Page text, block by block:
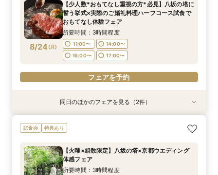
8/23(日)
9:00〜
10:00〜
15:00〜
16:00〜
フェアを予約
8/23(日)
おもてなし体験フェア
所要時間：3時間程度
9:00〜
10:00〜
15:00〜
16:00〜
フェアを予約
8/23(日)
フェア
所要時間：3時間程度
9:00〜
10:00〜
15:00〜
16:00〜
フェアを予約
8/24 (月)
【少人数*おもてなし重視の方*必見】八坂の塔に
誓う挙式×実際のご婚礼料理ハーフコース試食で
おもてなし体験フェア
所要時間：3時間程度
11:00〜
14:00〜
16:00〜
17:00〜
フェアを予約
特典あり
8/24(月)
【初見学でも安心】気軽に見学◎結婚式準備ス
タートフェア
11:00〜
16:00〜
17:00〜
特典あり
8/24(月)
【組数限定】ご来館でAmazonギフト券プレゼン
ト！さらに、ご成約で挙式料100％OFF/料理2ラ
定の特典付リニューアル記念フェア◎
所要時間：3時間程度
同日のほかのフェアを見る（2件）
試食会 特典あり
【火曜×組数限定】八坂の塔×京都ウエディング
体感フェア
所要時間：3時間程度